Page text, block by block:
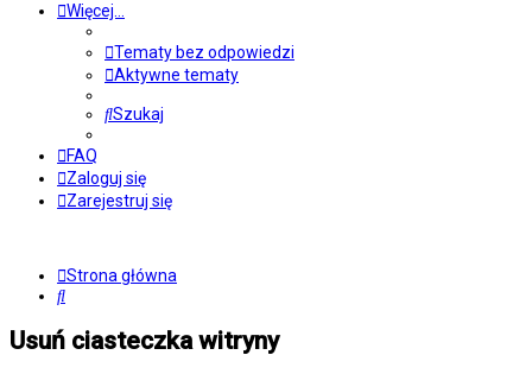
Więcej…
Tematy bez odpowiedzi
Aktywne tematy
Szukaj
FAQ
Zaloguj się
Zarejestruj się
Strona główna
Szukaj
Usuń ciasteczka witryny